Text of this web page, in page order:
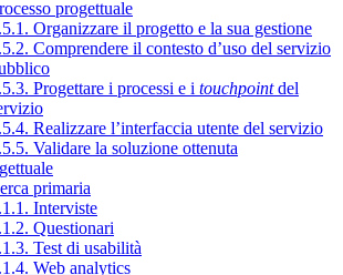
progettuale
Organizzare il progetto e la sua gestione
Comprendere il contesto d’uso del servizio
Progettare i processi e i touchpointdel
Realizzare l’interfaccia utente del servizio
Validare la soluzione ottenuta
primaria
Interviste
Questionari
Test di usabilità
Web analytics